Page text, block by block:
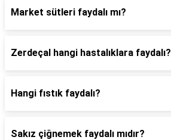
Market sütleri faydalı mı?
Zerdeçal hangi hastalıklara faydalı?
Hangi fıstık faydalı?
Sakız çiğnemek faydalı mıdır?